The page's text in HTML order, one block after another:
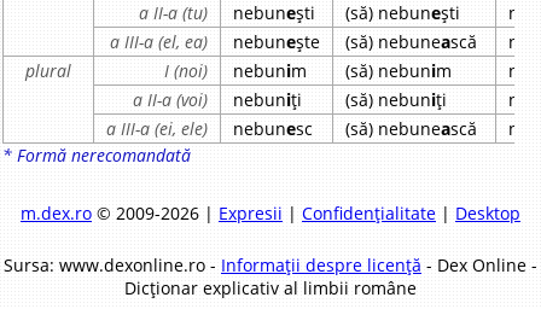
a II-a (tu)
nebunești (să) nebunești
a III-a (el, ea)
nebunește (să) nebunească
plural
I (noi) nebunim (să) nebunim
a II-a (voi)
nebuniți (să) nebuniți
a III-a (ei, ele)
nebunesc (să) nebunească
* Formă nerecomandată
m.dex.ro© 2009-2026 | Expresii | Confidențialitate| Desktop
Sursa: www.dexonline.ro - Informații despre licență - Dex Online -
Dicționar explicativ al limbii române